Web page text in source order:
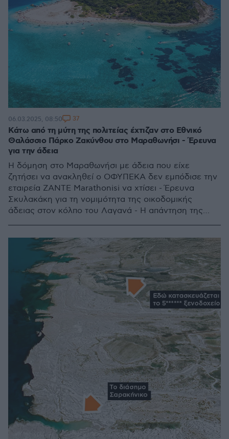
Κάτω από τη μύτη της πολιτείας έχτιζαν στο Εθνικό
Θαλάσσιο Πάρκο Ζακύνθου στο Μαραθωνήσι - Έρευνα
για την άδεια
Η δόμηση στο Μαραθωνήσι με άδεια που είχε
ζητήσει να ανακληθεί ο ΟΦΥΠΕΚΑ δεν εμπόδισε την
εταιρεία ΖΑΝΤΕ Μarathonisi να χτίσει - Έρευνα
Σκυλακάκη για τη νομιμότητα της οικοδομικής
άδειας στον κόλπο του Λαγανά - Η απάντηση της
06.03.2025, 08:50 37